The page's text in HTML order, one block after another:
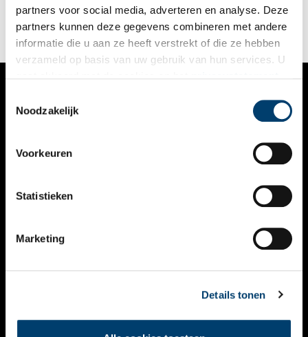
partners voor social media, adverteren en analyse. Deze
partners kunnen deze gegevens combineren met andere
informatie die u aan ze heeft verstrekt of die ze hebben
verzameld op basis van uw gebruik van hun services. U
Noodzakelijk
Voorkeuren
Statistieken
Marketing
Details tonen
VERHALEN
KALENDER
THEMA’S
VIDEO’S
CONTACT